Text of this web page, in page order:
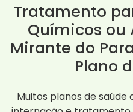
Tratamento
Químicos ou
Mirante do
Plano
Muitos planos de